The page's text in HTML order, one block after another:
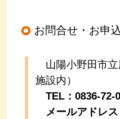
お問合せ・お申
山陽小野田市立
施設内）
TEL：0836-72-
メールアドレ